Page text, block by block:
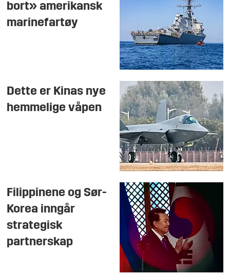
bort» amerikansk
marinefartøy
Dette er Kinas nye
hemmelige våpen
Filippinene og Sør-
Korea inngår
strategisk
partnerskap